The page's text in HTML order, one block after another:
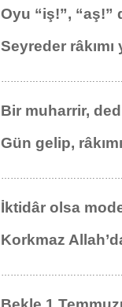
Oyu “iş!”, “aş!”
Seyreder
Bir muharrir,
Gün gelip,
İktidâr olsa
Korkmaz